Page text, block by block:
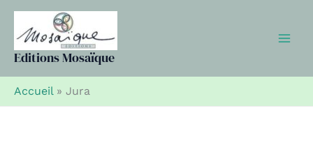
Aller
contenu
Editions Mosaïque
Accueil» Jura